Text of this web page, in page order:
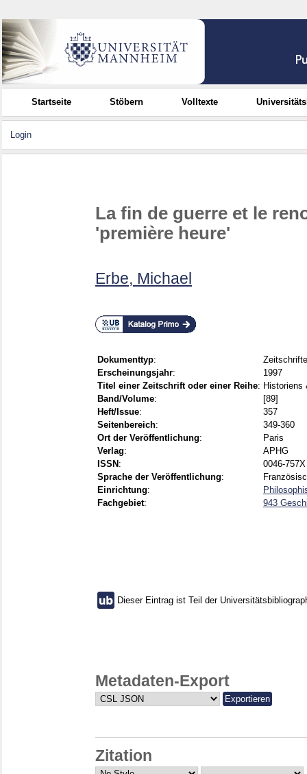
Startseite Stöbern Volltexte
Login
La fin de guerre et le
'première heure'
Erbe, Michael
Dokumenttyp:
Erscheinungsjahr:
1997
Titel einer Zeitschrift oder einer Reihe: Historiens
Band/Volume:
[89]
Heft/Issue:
357
Seitenbereich:
349-360
Ort der Veröffentlichung:
Paris
Verlag:
APHG
ISSN :
0046-757X
Sprache der Veröffentlichung:
Einrichtung:
Fachgebiet: 943
Dieser Eintrag ist Teil der
Metadaten-Export
Zitation